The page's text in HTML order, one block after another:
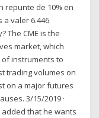
repunte de 10% en
a valer 6.446
The CME is the
market, which
instruments to
trading volumes on
on a major futures
3/15/2019 ·
that he wants